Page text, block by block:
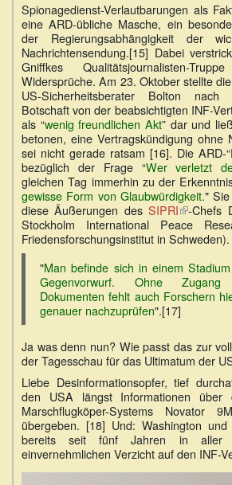
Spionagedienst-Verlautbarungen als
eine ARD-übliche Masche, ein
der Regierungsabhängigkeit der
Nachrichtensendung.[15] Dabei
Gniffkes Qualitätsjournalisten-
Widersprüche. Am 23. Oktober stellte
US-Sicherheitsberater Bolton nach
Botschaft von der beabsichtigten INF-
als “wenig freundlichen Akt” dar und
betonen, eine Vertragskündigung ohne
sei nicht gerade ratsam [16]. Die ARD-
bezüglich der Frage “Wer verletzt
gleichen Tag immerhin zu der
gewisse Form von Glaubwürdigkeit."
diese Äußerungen desSIPRI(Link
ist
extern)
-Chefs
Stockholm International Peace
Friedensforschungsinstitut in
"Man befinde sich in einem
Gegenvorwurf. Ohne
Dokumenten fehlt auch Forschern
genauer nachzuprüfen".[17]
Ja was denn nun? Wie passt das zur
der Tagesschau für das Ultimatum der
Liebe Desinformationsopfer, tief
den USA längst Informationen
Marschflugköper-Systems Novator
übergeben. [18] Und: Washington
bereits seit fünf Jahren in aller
einvernehmlichen Verzicht auf den INF-